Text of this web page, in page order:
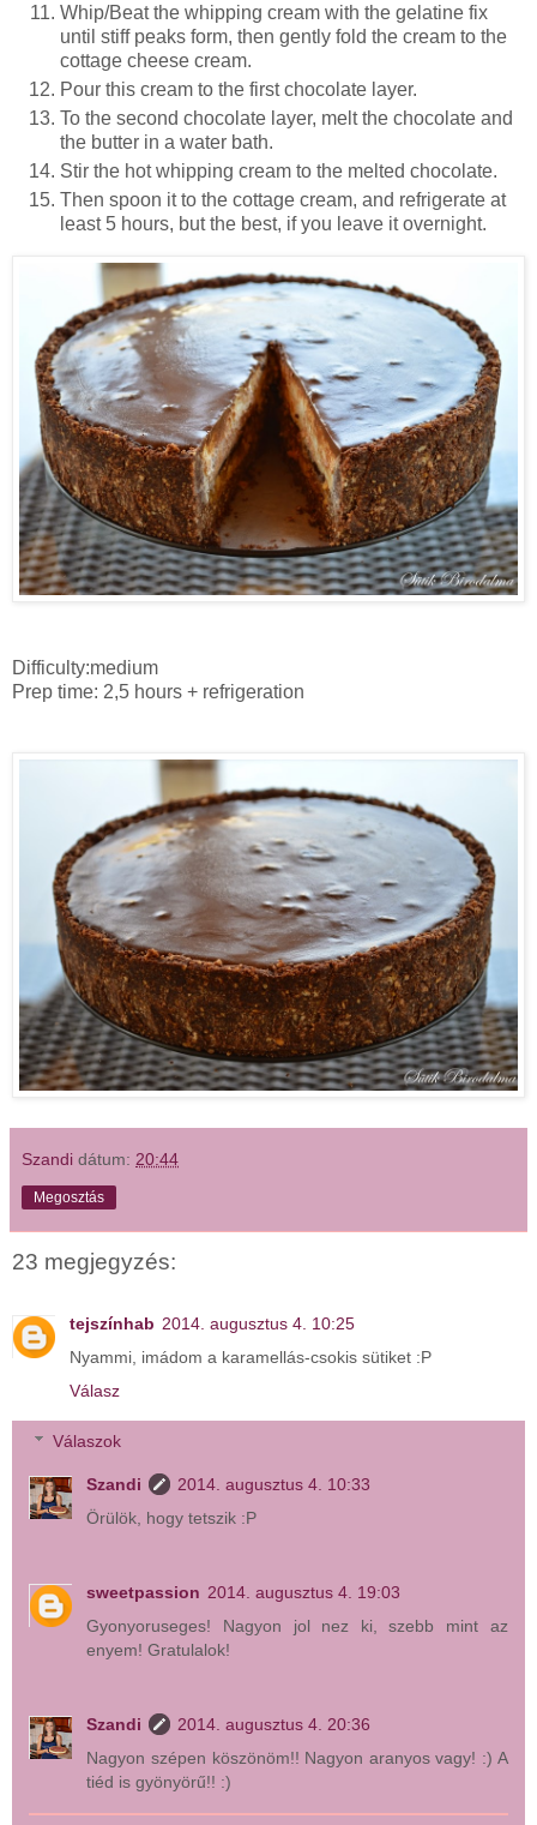
Whip/Beat the whipping cream with the gelatine fix
until stiff peaks form, then gently fold the cream to the
cottage cheese cream.
Pour this cream to the first chocolate layer.
To the second chocolate layer, melt the chocolate and
the butter in a water bath.
Stir the hot whipping cream to the melted chocolate.
Then spoon it to the cottage cream, and refrigerate at
least 5 hours, but the best, if you leave it overnight.
Difficulty:medium
Prep time: 2,5 hours + refrigeration
Szandi dátum: 20:44
Megosztás
23 megjegyzés:
tejszínhab 2014. augusztus 4. 10:25
Nyammi, imádom a karamellás-csokis sütiket :P
Válasz
Válaszok
Szandi
2014. augusztus 4. 10:33
Örülök, hogy tetszik :P
sweetpassion 2014. augusztus 4. 19:03
Gyonyoruseges! Nagyon jol nez ki, szebb mint az
enyem! Gratulalok!
Szandi
2014. augusztus 4. 20:36
Nagyon szépen köszönöm!! Nagyon aranyos vagy! :) A
tiéd is gyönyörű!! :)